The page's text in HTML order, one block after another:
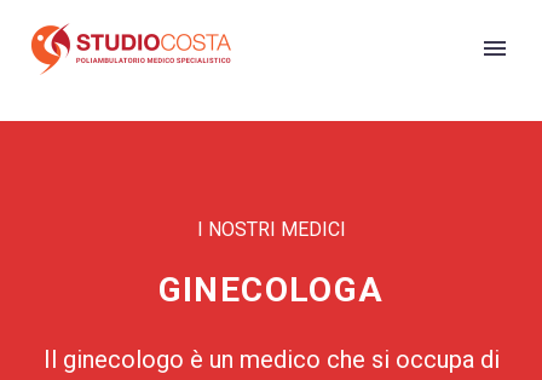
I NOSTRI MEDICI
GINECOLOGA
Il ginecologo è un medico che si occupa di